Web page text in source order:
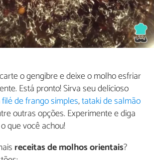
o gengibre e deixe o molho esfriar
Está pronto! Sirva seu delicioso
filé de frango simples,tataki de salmão
outras opções. Experimente e diga
que você achou!
receitas de molhos orientais?